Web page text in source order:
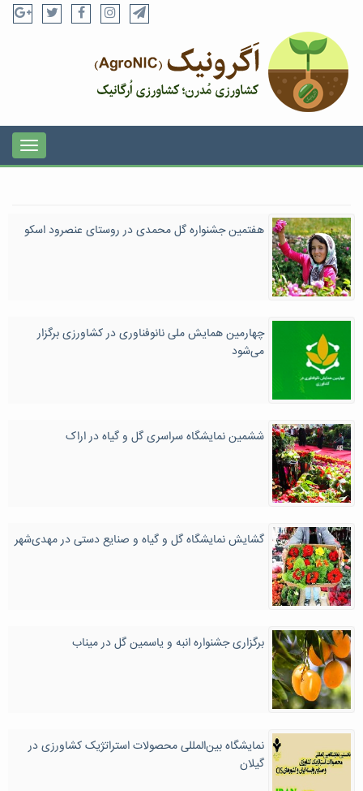
هفتمین جشنواره گل محمدی در روستای عنصرود اسکو‎
چهارمین همایش ملی نانوفناوری در کشاورزی برگزار
می‌شود
ششمین نمایشگاه سراسری گل و گیاه در اراک
گشایش نمایشگاه گل و گیاه و صنایع دستی در مهدی‌شهر
برگزاری جشنواره انبه و یاسمین گل در میناب
نمایشگاه بین‌المللی محصولات استراتژیک کشاورزی در
گیلان